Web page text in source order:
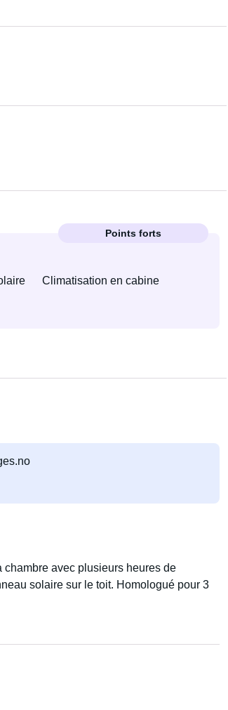
Points forts
Climatisation en cabine
avec plusieurs heures de
solaire sur le toit. Homologué pour 3